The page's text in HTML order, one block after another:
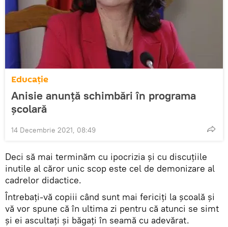
Educație
Anisie anunță schimbări în programa
școlară
14 Decembrie 2021, 08:49
Deci să mai terminăm cu ipocrizia și cu discuțiile
inutile al căror unic scop este cel de demonizare al
cadrelor didactice.
Întrebați-vă copiii când sunt mai fericiți la școală și
vă vor spune că în ultima zi pentru că atunci se simt
și ei ascultați și băgați în seamă cu adevărat.